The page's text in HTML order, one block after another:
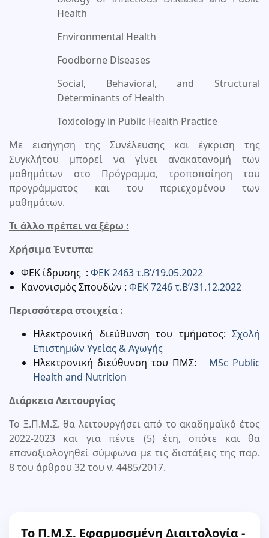
Health
Environmental Health
Foodborne Diseases
Social, Behavioral, and Structural
Determinants of Health
Toxicology in Public Health Practice
Με εισήγηση της Συνέλευσης και έγκριση της
Συγκλήτου μπορεί να γίνει ανακατανομή των
μαθημάτων στο Πρόγραμμα, τροποποίηση του
προγράμματος και του περιεχομένου των
μαθημάτων.
Τι άλλο πρέπει να ξέρω :
Χρήσιμα Έντυπα:
ΦΕΚ ίδρυσης : ΦΕΚ 2463 τ.Β’/19.05.2022
Κανονισμός Σπουδών : ΦΕΚ 7246 τ.Β’/31.12.2022
Περισσότερα στοιχεία :
Ηλεκτρονική διεύθυνση του τμήματος: Σχολή
Επιστημών Υγείας & Αγωγής
Ηλεκτρονική διεύθυνση του ΠΜΣ: MSc Public
Health and Nutrition
Διάρκεια Λειτουργίας
Το Ξ.Π.Μ.Σ. θα λειτουργήσει από το ακαδημαϊκό έτος
2022-2023 και για πέντε (5) έτη, οπότε και θα
επαναξιολογηθεί σύμφωνα με τις διατάξεις της παρ.
8 του άρθρου 32 του ν. 4485/2017.
Το Π.Μ.Σ. Εφαρμοσμένη Διαιτολογία -